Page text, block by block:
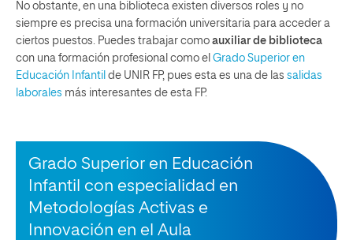
No obstante, en una biblioteca existen diversos roles y no
siempre es precisa una formación universitaria para acceder a
ciertos puestos. Puedes trabajar como auxiliar de biblioteca
con una formación profesional como el Grado Superior en
Educación Infantil de UNIR FP, pues esta es una de las salidas
laborales más interesantes de esta FP.
Grado Superior en Educación
Infantil con especialidad en
Metodologías Activas e
Innovación en el Aula